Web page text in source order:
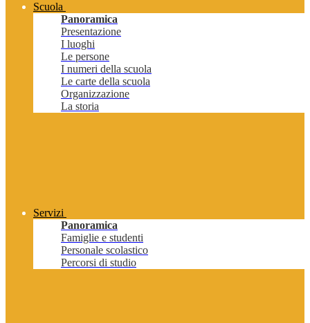
Scuola
Panoramica
Presentazione
I luoghi
Le persone
I numeri della scuola
Le carte della scuola
Organizzazione
La storia
Servizi
Panoramica
Famiglie e studenti
Personale scolastico
Percorsi di studio